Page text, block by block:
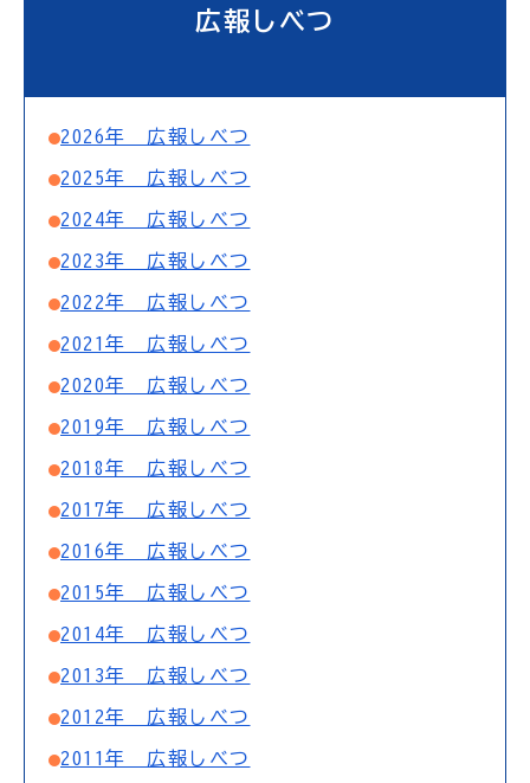
広報しべつ
2026年 広報しべつ
2025年 広報しべつ
2024年 広報しべつ
2023年 広報しべつ
2022年 広報しべつ
2021年 広報しべつ
2020年 広報しべつ
2019年 広報しべつ
2018年 広報しべつ
2017年 広報しべつ
2016年 広報しべつ
2015年 広報しべつ
2014年 広報しべつ
2013年 広報しべつ
2012年 広報しべつ
2011年 広報しべつ